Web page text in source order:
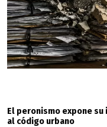
El peronismo expone
al código urbano